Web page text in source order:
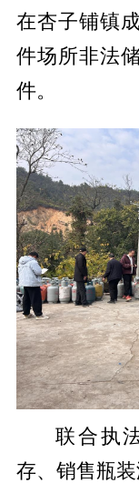
在杏子铺镇
件场所非法
件。
联合执
存、销售瓶装